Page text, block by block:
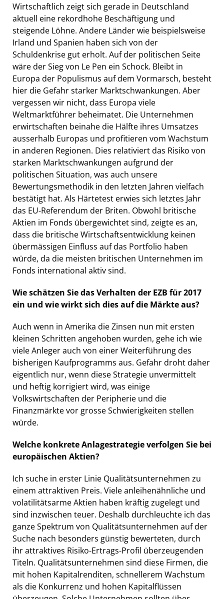
Wirtschaftlich zeigt sich gerade in Deutschland
aktuell eine rekordhohe Beschäftigung und
steigende Löhne. Andere Länder wie beispielsweise
Irland und Spanien haben sich von der
Schuldenkrise gut erholt. Auf der politischen Seite
wäre der Sieg von Le Pen ein Schock. Bleibt in
Europa der Populismus auf dem Vormarsch, besteht
hier die Gefahr starker Marktschwankungen. Aber
vergessen wir nicht, dass Europa viele
Weltmarktführer beheimatet. Die Unternehmen
erwirtschaften beinahe die Hälfte ihres Umsatzes
ausserhalb Europas und profitieren vom Wachstum
in anderen Regionen. Dies relativiert das Risiko von
starken Marktschwankungen aufgrund der
politischen Situation, was auch unsere
Bewertungsmethodik in den letzten Jahren vielfach
bestätigt hat. Als Härtetest erwies sich letztes Jahr
das EU-Referendum der Briten. Obwohl britische
Aktien im Fonds übergewichtet sind, zeigte es an,
dass die britische Wirtschaftsentwicklung keinen
übermässigen Einfluss auf das Portfolio haben
würde, da die meisten britischen Unternehmen im
Fonds international aktiv sind.
Wie schätzen Sie das Verhalten der EZB für 2017
ein und wie wirkt sich dies auf die Märkte aus?
Auch wenn in Amerika die Zinsen nun mit ersten
kleinen Schritten angehoben wurden, gehe ich wie
viele Anleger auch von einer Weiterführung des
bisherigen Kaufprogramms aus. Gefahr droht daher
eigentlich nur, wenn diese Strategie unvermittelt
und heftig korrigiert wird, was einige
Volkswirtschaften der Peripherie und die
Finanzmärkte vor grosse Schwierigkeiten stellen
würde.
Welche konkrete Anlagestrategie verfolgen Sie bei
europäischen Aktien?
Ich suche in erster Linie Qualitätsunternehmen zu
einem attraktiven Preis. Viele anleihenähnliche und
volatilitätsarme Aktien haben kräftig zugelegt und
sind inzwischen teuer. Deshalb durchleuchte ich das
ganze Spektrum von Qualitätsunternehmen auf der
Suche nach besonders günstig bewerteten, durch
ihr attraktives Risiko-Ertrags-Profil überzeugenden
Titeln. Qualitätsunternehmen sind diese Firmen, die
mit hohen Kapitalrenditen, schnellerem Wachstum
als die Konkurrenz und hohen Kapitalflüssen